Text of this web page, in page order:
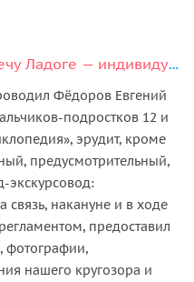
По «Дороге жизни» навстречу Ладоге — индивидуальная экскурсия
Фёдоров Евгений
подростков 12 и
эрудит, кроме
предусмотрительный,
экскурсовод:
накануне и в ходе
предоставил
нашего кругозора и